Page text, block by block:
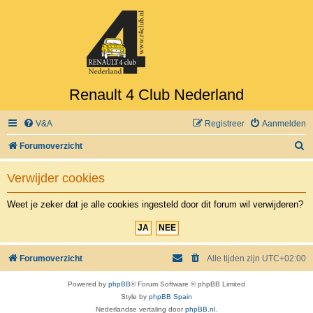
Renault 4 Club Nederland
V&A Aanmelden
Registreer
Forumoverzicht
o
Verwijder cookies
Weet je zeker dat je alle cookies ingesteld door dit forum wil verwijderen?
Forumoverzicht Alle tijden zijn UTC+02:00
Powered by phpBB® Forum Software © phpBB Limited
Style by phpBB Spain
Nederlandse vertaling doorphpBB.nl